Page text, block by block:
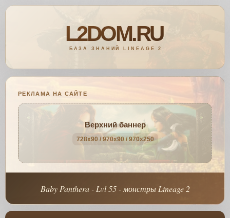
РЕКЛАМА НА САЙТЕ
Верхний баннер
728x90 / 970x90 / 970x250
Baby Panthera - Lvl 55 - монстры Lineage 2